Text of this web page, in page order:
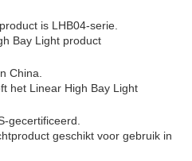
is LHB04-serie.
Bay Light product
China.
het Linear High Bay Light
gecertificeerd.
geschikt voor gebruik in